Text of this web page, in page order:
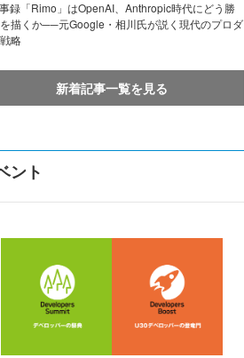
録「Rimo」はOpenAI、Anthropic時代にどう勝
描くか──元Google・相川氏が説く現代のプロダ
略
新着記事一覧を見る
ント